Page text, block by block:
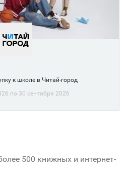
к школе в Читай-город
по 30 сентября 2026
500 книжных и интернет-